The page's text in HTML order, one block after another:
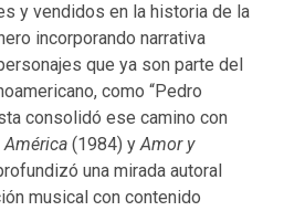
y vendidos en la historia de la
incorporando narrativa
que ya son parte del
como “Pedro
consolidó ese camino con
(1984) yAmor y
una mirada autoral
musical con contenido